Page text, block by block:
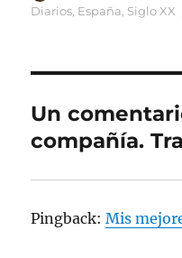
Diarios España Siglo XX
Un
compañía.
Pingback:Mis